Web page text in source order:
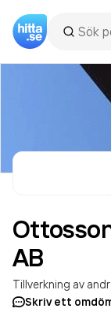
AB
Skriv ett